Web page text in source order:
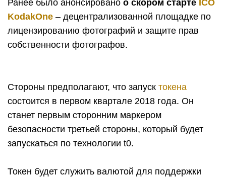
Ранее было анонсировано о скором старте ICO
KodakOne – децентрализованной площадке по
лицензированию фотографий и защите прав
собственности фотографов.
Стороны предполагают, что запуск токена
состоится в первом квартале 2018 года. Он
станет первым сторонним маркером
безопасности третьей стороны, который будет
запускаться по технологии t0.
Токен будет служить валютой для поддержки